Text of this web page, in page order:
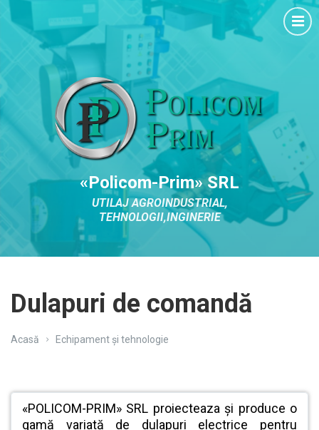
«Policom-Prim» SRL
UTILAJ AGROINDUSTRIAL,
TEHNOLOGII,INGINERIE
Dulapuri de comandă
Acasă Echipament și tehnologie
«POLICOM-PRIM» SRL proiecteaza și produce o
gamă variată de dulapuri electrice pentru